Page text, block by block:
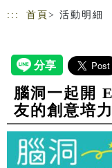
::: 首頁 > 活動明細
腦洞一起開
友的創意培